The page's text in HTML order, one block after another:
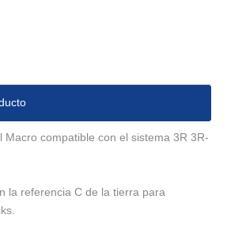
Macro compatible con el sistema 3R 3R-
la referencia C de la tierra para